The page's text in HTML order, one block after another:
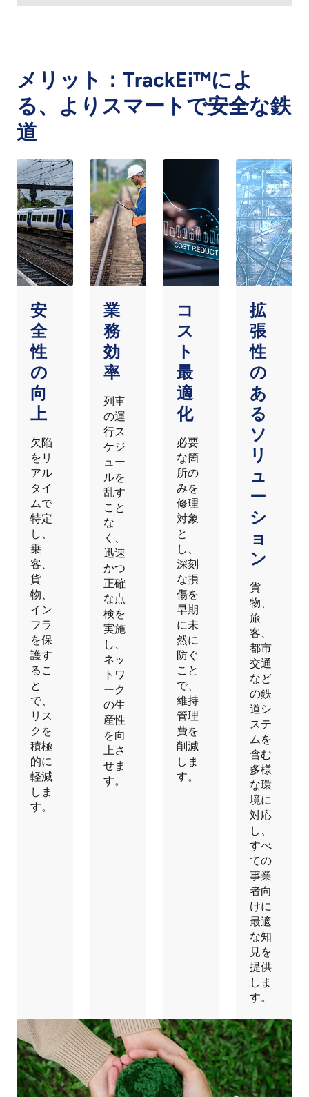
メリット：TrackEi™によ
る、よりスマートで安全な鉄
道
安
全
性
の
向
上
欠陥
をリ
アル
タイ
ムで
特定
し、
乗
客、
貨
物、
イン
フラ
を保
護す
るこ
と
で、
リス
クを
積極
的に
軽減
しま
す。
業
務
効
率
列車
の運
行ス
ケジ
ュー
ルを
乱す
こと
な
く、
迅速
かつ
正確
な点
検を
実施
し、
ネッ
トワ
ーク
の生
産性
を向
上さ
せま
す。
コ
ス
ト
最
適
化
必要
な箇
所の
みを
修理
対象
と
し、
深刻
な損
傷を
早期
に未
然に
防ぐ
こと
で、
維持
管理
費を
削減
しま
す。
拡
張
性
の
あ
る
ソ
リ
ュ
ー
シ
ョ
ン
貨
物、
旅
客、
都市
交通
など
の鉄
道シ
ステ
ムを
含む
多様
な環
境に
対応
し、
すべ
ての
事業
者向
けに
最適
な知
見を
提供
しま
す。